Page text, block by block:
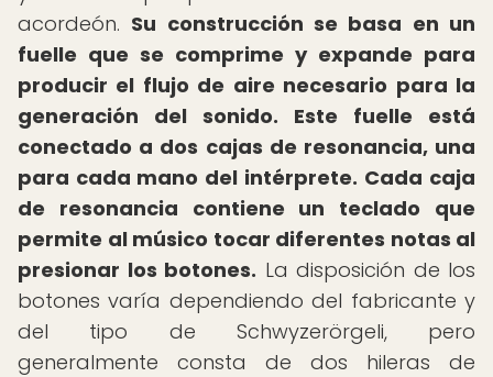
acordeón. Su construcción se basa en un
fuelle que se comprime y expande para
producir el flujo de aire necesario para la
generación del sonido.
Este fuelle está
conectado a dos cajas de resonancia, una
para cada mano del intérprete. Cada caja
de resonancia contiene un teclado que
permite al músico tocar diferentes notas al
presionar los botones. La disposición de los
botones varía dependiendo del fabricante y
del tipo de Schwyzerörgeli, pero
generalmente consta de dos hileras de